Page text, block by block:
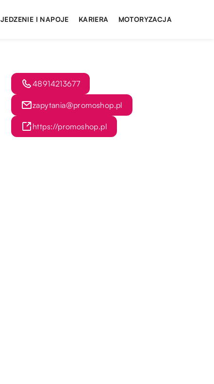
JEDZENIE I NAPOJE KARIERA MOTORYZACJA
48914213677
zapytania@promoshop.pl
https://promoshop.pl